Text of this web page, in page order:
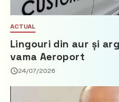
ACTUAL
Lingouri din aur și
vama Aeroport
24/07/2026